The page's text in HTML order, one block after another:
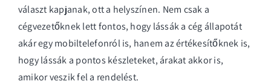
választ kapjanak, ott a helyszínen. Nem csak a
cégvezetőknek lett fontos, hogy lássák a cég állapotát
akár egy mobiltelefonról is, hanem az értékesítőknek is,
hogy lássák a pontos készleteket, árakat akkor is,
amikor veszik fel a rendelést.